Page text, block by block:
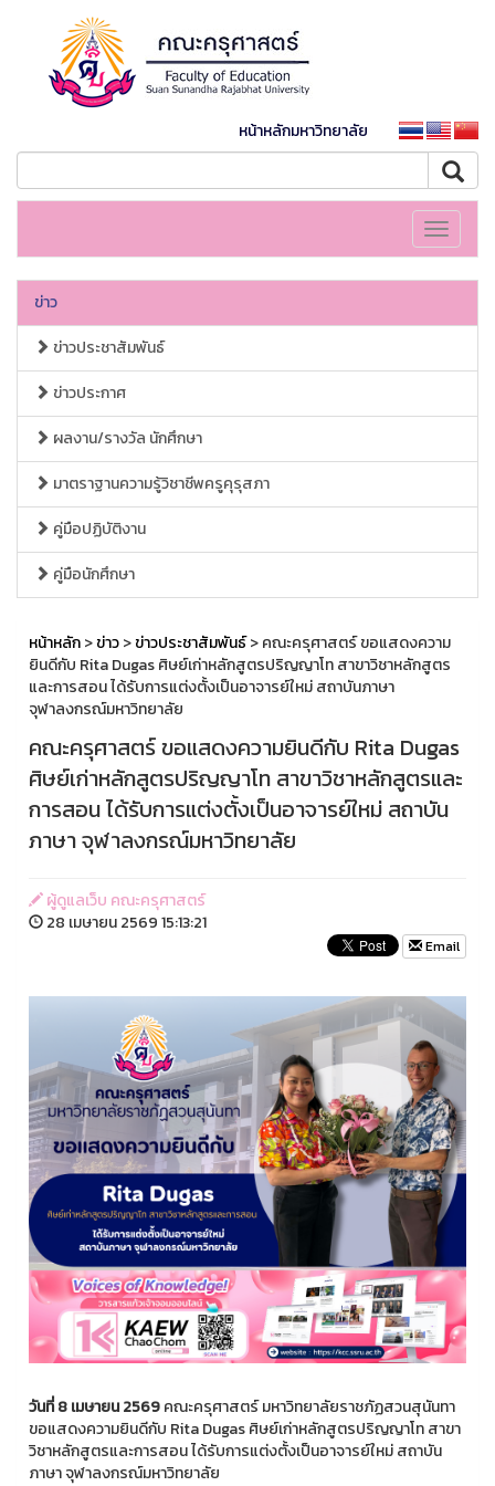
หน้าหลักมหาวิทยาลัย
Toggle
ข่าว
ข่าวประชาสัมพันธ์
ข่าวประกาศ
ผลงาน/รางวัล นักศึกษา
มาตราฐานความรู้วิชาชีพครูคุรุสภา
คู่มือปฏิบัติงาน
คู่มือนักศึกษา
หน้าหลัก>ข่าว>ข่าวประชาสัมพันธ์> คณะครุศาสตร์ ขอแสดงความ
ยินดีกับ Rita Dugas ศิษย์เก่าหลักสูตรปริญญาโท สาขาวิชาหลักสูตร
และการสอน ได้รับการแต่งตั้งเป็นอาจารย์ใหม่ สถาบันภาษา
จุฬาลงกรณ์มหาวิทยาลัย
คณะครุศาสตร์ ขอแสดงความยินดีกับ Rita Dugas
ศิษย์เก่าหลักสูตรปริญญาโท สาขาวิชาหลักสูตรและ
การสอน ได้รับการแต่งตั้งเป็นอาจารย์ใหม่ สถาบัน
ภาษา จุฬาลงกรณ์มหาวิทยาลัย
ผู้ดูแลเว็บ คณะครุศาสตร์
28 เมษายน 2569 15:13:21
Email
วันที่ 8 เมษายน 2569คณะครุศาสตร์ มหาวิทยาลัยราชภัฏสวนสุนันทา
ขอแสดงความยินดีกับ Rita Dugas ศิษย์เก่าหลักสูตรปริญญาโท สาขา
วิชาหลักสูตรและการสอน ได้รับการแต่งตั้งเป็นอาจารย์ใหม่ สถาบัน
ภาษา จุฬาลงกรณ์มหาวิทยาลัย